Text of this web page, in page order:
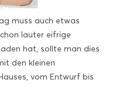
muss auch etwas
lauter eifrige
hat, sollte man dies
den kleinen
vom Entwurf bis